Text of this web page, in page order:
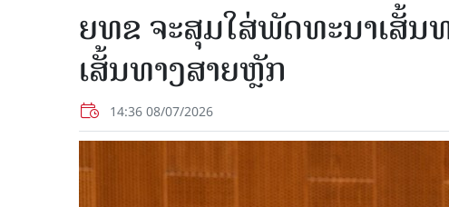
ຍທຂ ຈະສຸມໃສ່ພັດທະນາເສັ້ນ
ເສັ້ນທາງສາຍຫຼັກ
14:36 08/07/2026